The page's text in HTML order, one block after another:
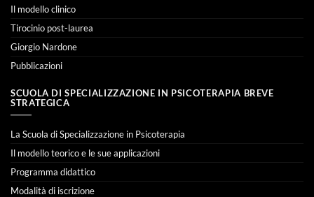
Il modello clinico
Tirocinio post-laurea
Giorgio Nardone
Pubblicazioni
SCUOLA DI SPECIALIZZAZIONE IN PSICOTERAPIA BREVE
STRATEGICA
La Scuola di Specializzazione in Psicoterapia
Il modello teorico e le sue applicazioni
Programma didattico
Modalità di iscrizione